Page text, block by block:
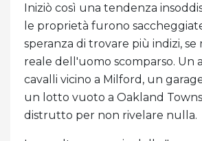
Iniziò così una tendenza
le proprietà furono
speranza di trovare più indizi, se
reale dell'uomo scomparso. Un
cavalli vicino a Milford, un
un lotto vuoto a Oakland
distrutto per non rivelare nulla.